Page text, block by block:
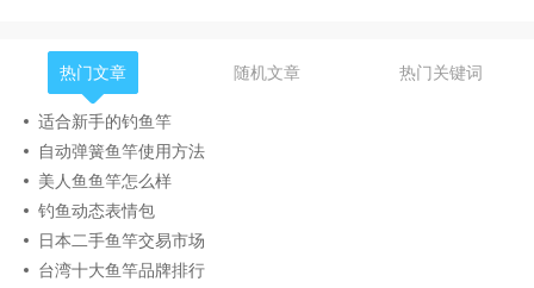
热门文章 随机文章 热门关键词
适合新手的钓鱼竿
自动弹簧鱼竿使用方法
美人鱼鱼竿怎么样
钓鱼动态表情包
日本二手鱼竿交易市场
台湾十大鱼竿品牌排行